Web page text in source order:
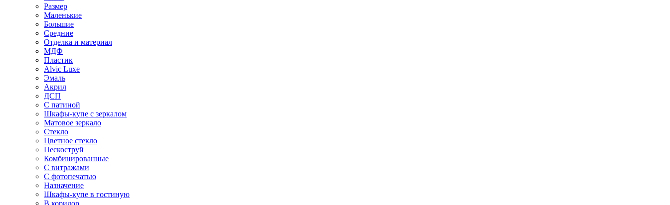
Размер
Маленькие
Большие
Средние
Отделка и материал
МДФ
Пластик
Alvic Luxe
Эмаль
Акрил
ДСП
С патиной
Шкафы-купе с зеркалом
Матовое зеркало
Стекло
Цветное стекло
Пескоструй
Комбинированные
С витражами
С фотопечатью
Назначение
Шкафы-купе в гостиную
В коридор